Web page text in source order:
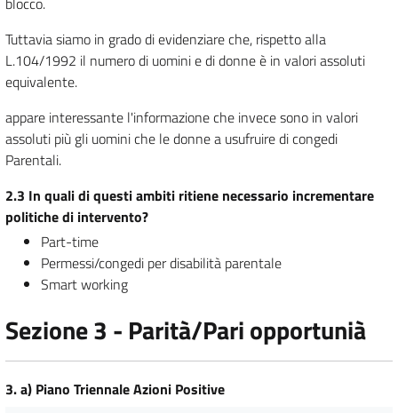
Tuttavia siamo in grado di evidenziare che, rispetto alla
L.104/1992 il numero di uomini e di donne è in valori assoluti
equivalente.
appare interessante l'informazione che invece sono in valori
assoluti più gli uomini che le donne a usufruire di congedi
Parentali.
2.3 In quali di questi ambiti ritiene necessario incrementare
politiche di intervento?
Part-time
Permessi/congedi per disabilità parentale
Smart working
Sezione 3 - Parità/Pari opportunià
3. a) Piano Triennale Azioni Positive